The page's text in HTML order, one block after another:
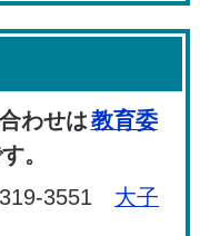
わせは教育委
。
3551 大子